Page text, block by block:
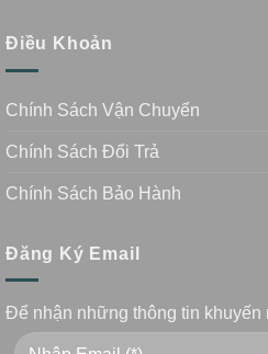
Điều Khoản
Chính Sách Vận Chuyển
Chính Sách Đổi Trả
Chính Sách Bảo Hành
Đăng Ký Email
Để nhận những thông tin khuyến